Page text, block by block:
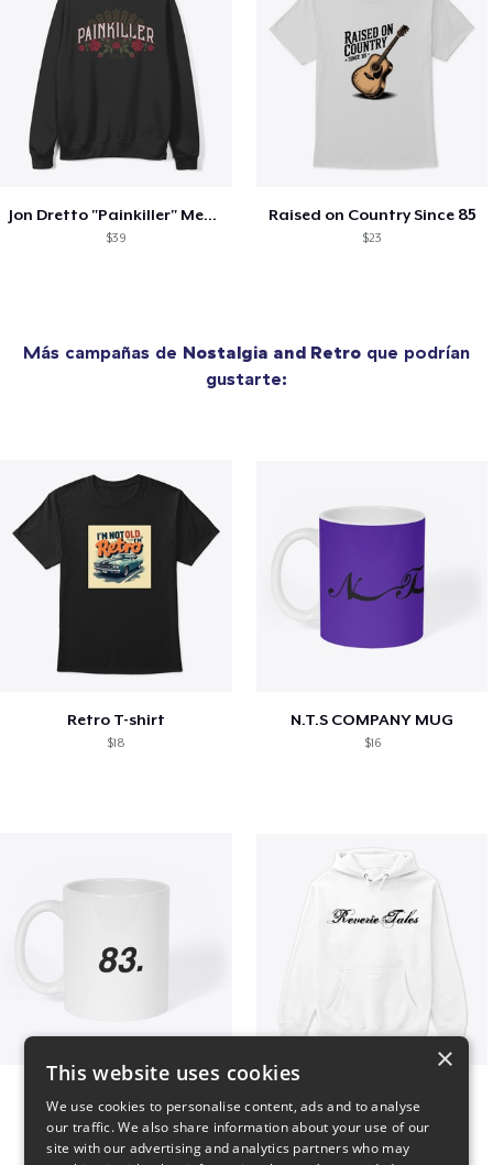
Jon Dretto "Painkiller" Merch Collection
$39
Raised on Country Since 85
$23
Más campañas de Nostalgia and Retro que podrían
gustarte:
Retro T-shirt
$18
N.T.S COMPANY MUG
$16
×
This website uses cookies
We use cookies to personalise content, ads and to analyse
our traffic. We also share information about your use of our
site with our advertising and analytics partners who may